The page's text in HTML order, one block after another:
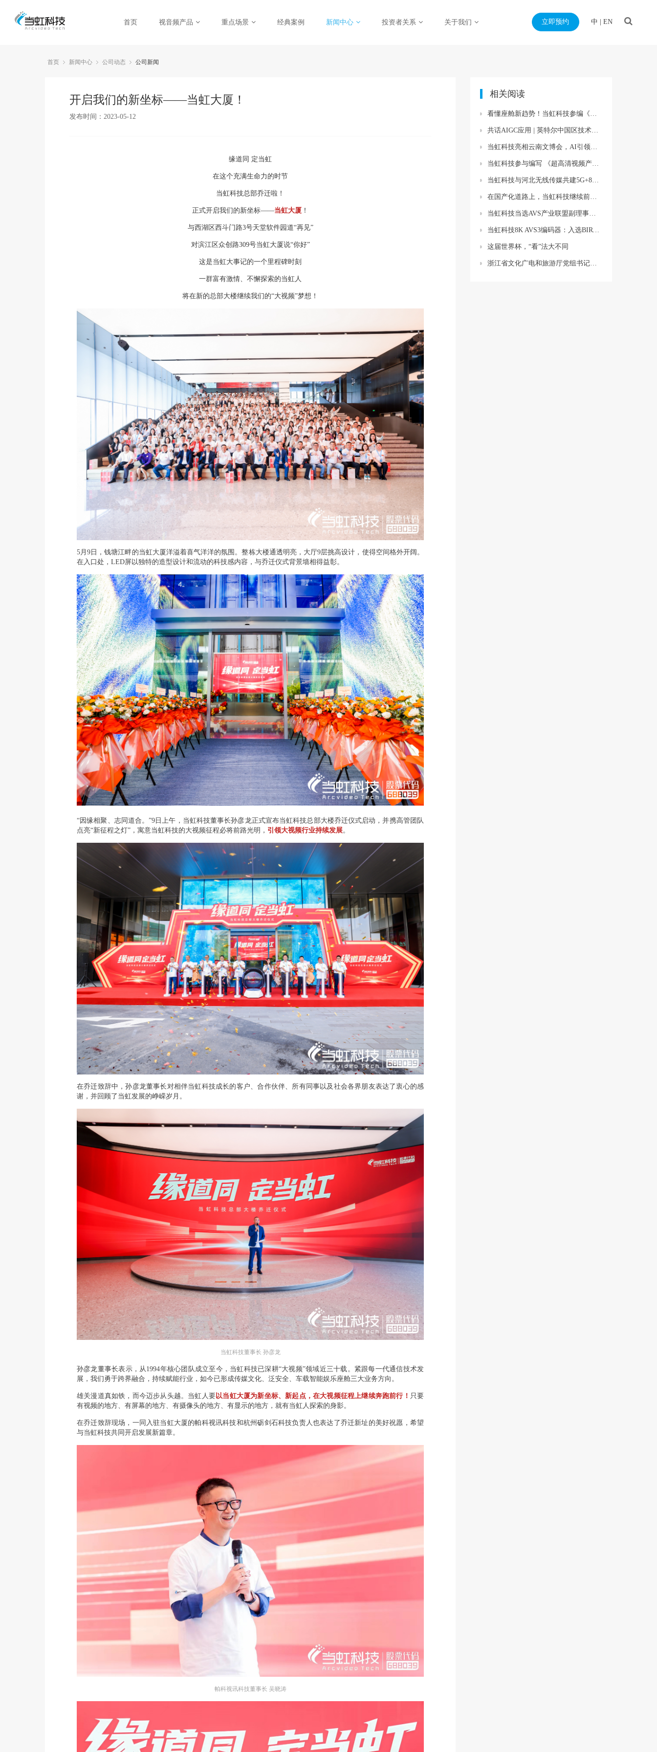
首页 视音频产品 重点场景 经典案例 新闻中心 投资者关系 关于我们 立即预约 中 EN
首页 新闻中心 公司动态 公司新闻
开启我们的新坐标——当虹大厦！
发布时间：2023-05-12
缘道同 定当虹
在这个充满生命力的时节
当虹科技总部乔迁啦！
正式开启我们的新坐标——当虹大厦 ！
与西湖区西斗门路3号天堂软件园道“再见”
对滨江区众创路309号当虹大厦说“你好”
这是当虹大事记的一个里程碑时刻
一群富有激情、不懈探索的当虹人
将在新的总部大楼继续我们的“大视频”梦想！
5月9日，钱塘江畔的当虹大厦洋溢着喜气洋洋的氛围。整栋大楼通透明亮，大厅9层挑高设计，使得空间格外开阔。
在入口处，LED屏以独特的造型设计和流动的科技感内容，与乔迁仪式背景墙相得益彰。
“因缘相聚、志同道合。”9日上午，当虹科技董事长孙彦龙正式宣布当虹科技总部大楼乔迁仪式启动，并携高管团队
点亮“新征程之灯”，寓意当虹科技的大视频征程必将前路光明， 引领大视频行业持续发展。
在乔迁致辞中，孙彦龙董事长对相伴当虹科技成长的客户、合作伙伴、所有同事以及社会各界朋友表达了衷心的感
谢，并回顾了当虹发展的峥嵘岁月。
当虹科技董事长 孙彦龙
孙彦龙董事长表示，从1994年核心团队成立至今，当虹科技已深耕“大视频”领域近三十载。紧跟每一代通信技术发
展，我们勇于跨界融合，持续赋能行业，如今已形成传媒文化、泛安全、车载智能娱乐座舱三大业务方向。
雄关漫道真如铁，而今迈步从头越。当虹人要以当虹大厦为新坐标、新起点，在大视频征程上继续奔跑前行！ 只要
有视频的地方、有屏幕的地方、有摄像头的地方、有显示的地方，就有当虹人探索的身影。
在乔迁致辞现场，一同入驻当虹大厦的帕科视讯科技和杭州砺剑石科技负责人也表达了乔迁新址的美好祝愿，希望
与当虹科技共同开启发展新篇章。
帕科视讯科技董事长 吴晓涛
相关阅读
看懂座舱新趋势！当虹科技参编《智能网联汽车蓝皮书》
共话AIGC应用 | 英特尔中国区技术总经理一行来当虹科技考察交流
当虹科技亮相云南文博会，AI引领媒体新潮流
当虹科技参与编写 《超高清视频产业发展白皮书（2021年）》发布！
当虹科技与河北无线传媒共建5G+8K超高清视频云创新联合实验基地
在国产化道路上，当虹科技继续前行——国产化战略联盟正式成立
当虹科技当选AVS产业联盟副理事长单位 推进超高清国产化纵深发展
当虹科技8K AVS3编码器：入选BIRTV 2022推荐项目
这届世界杯，“看”法大不同
浙江省文化广电和旅游厅党组书记陈广胜一行莅临当虹科技调研